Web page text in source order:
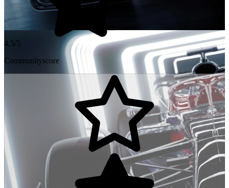
4,5/5
Communityscore